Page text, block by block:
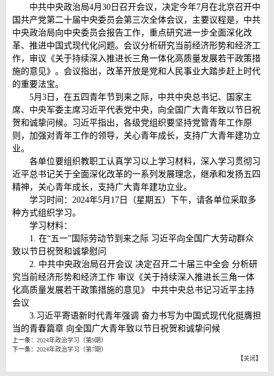
中共中央政治局4月30日召开会议，决定今年7月在北京召开中
国共产党第二十届中央委员会第三次全体会议，主要议程是，中共
中央政治局向中央委员会报告工作，重点研究进一步全面深化改
革、推进中国式现代化问题。会议分析研究当前经济形势和经济工
作，审议《关于持续深入推进长三角一体化高质量发展若干政策措
施的意见》。会议指出，改革开放是党和人民事业大踏步赶上时代
的重要法宝。
5月3日，在五四青年节到来之际，中共中央总书记、国家主
席、中央军委主席习近平代表党中央，向全国广大青年致以节日祝
贺和诚挚问候。习近平指出，各级党组织要坚持党管青年工作原
则，加强对青年工作的领导，关心青年成长，支持广大青年建功立
业。
各单位要组织教职工认真学习以上学习材料，深入学习贯彻习
近平总书记关于全面深化改革的一系列发展理念，继承和发扬五四
精神，关心青年成长，支持广大青年建功立业。
学习时间：2024年5月17日（星期五）下午，请各单位采取多
种方式组织学习。
学习材料：
1. 在“五一”国际劳动节到来之际 习近平向全国广大劳动群众
致以节日祝贺和诚挚慰问
2. 中共中央政治局召开会议 决定召开二十届三中全会 分析研
究当前经济形势和经济工作 审议《关于持续深入推进长三角一体
化高质量发展若干政策措施的意见》 中共中央总书记习近平主持
会议
3.习近平寄语新时代青年强调 奋力书写为中国式现代化挺膺担
当的青春篇章 向全国广大青年致以节日祝贺和诚挚问候
上一条： 2024年政治学习（第9期）
下一条： 2024年政治学习（第7期）
【关闭】